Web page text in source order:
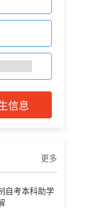
信息
更多
自考本科助学